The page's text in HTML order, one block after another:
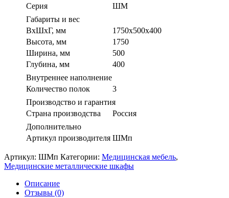
Серия
ШМ
Габариты и вес
ВхШхГ, мм
1750х500х400
Высота, мм
1750
Ширина, мм
500
Глубина, мм
400
Внутреннее наполнение
Количество полок
3
Производство и гарантия
Страна производства
Россия
Дополнительно
Артикул производителя ШМп
Артикул: ШМп Категории: Медицинская мебель,
Медицинские металлические шкафы
Описание
Отзывы (0)